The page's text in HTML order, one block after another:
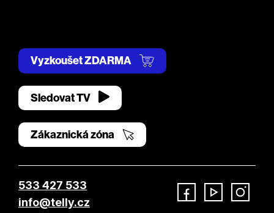
Vyzkoušet ZDARMA
Sledovat TV
Zákaznická zóna
533 427 533
info@telly.cz